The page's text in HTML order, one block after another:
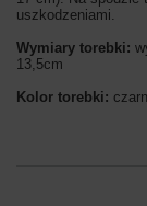
uszkodzeniami.
Wymiary torebki:
13,5cm
Kolor torebki: